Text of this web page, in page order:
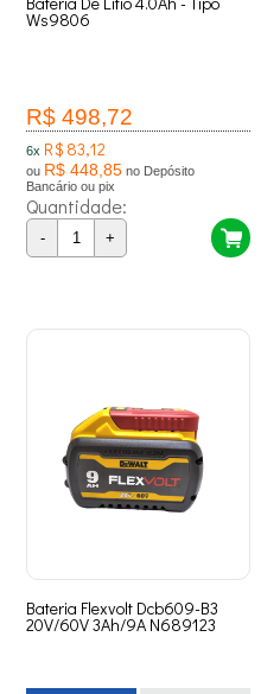
Ws9806
R$ 498,72
6x R$ 83,12
ou R$ 448,85 no Depósito
Bancário ou pix
Quantidade:
- +
Bateria Flexvolt Dcb609-B3
20V/60V 3Ah/9A N689123